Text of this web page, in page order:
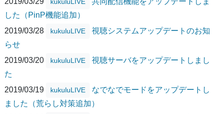
した（PinP機能追加）
2019/03/28
kukuluLIVE
視聴システムアップデートのお知
らせ
2019/03/20
kukuluLIVE
視聴サーバをアップデートしまし
た
2019/03/19
kukuluLIVE
なでなでモードをアップデートし
ました（荒らし対策追加）